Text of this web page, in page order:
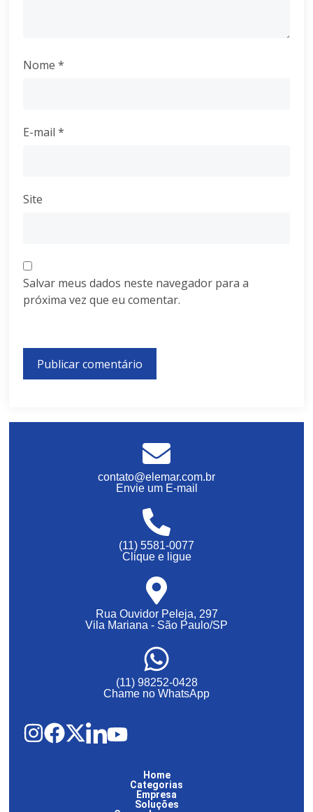
Nome*
E-mail*
Site
Salvar meus dados neste navegador para a
próxima vez que eu comentar.
contato@elemar.com.br
Envie um E-mail
(11) 5581-0077
Clique e ligue
Rua Ouvidor Peleja, 297
Vila Mariana - São Paulo/SP
(11) 98252-0428
Chame no WhatsApp
Home
Categorias
Empresa
Soluções